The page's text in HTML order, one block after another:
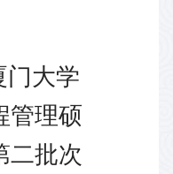
门大学
管理硕
二批次